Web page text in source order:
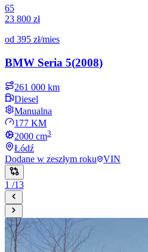
65
23 800 zł
od 395 zł/mies
BMW Seria 5(2008)
261 000 km
Diesel
Manualna
177 KM
2000 cm3
Łódź
Dodane w zeszłym roku VIN
1 /13